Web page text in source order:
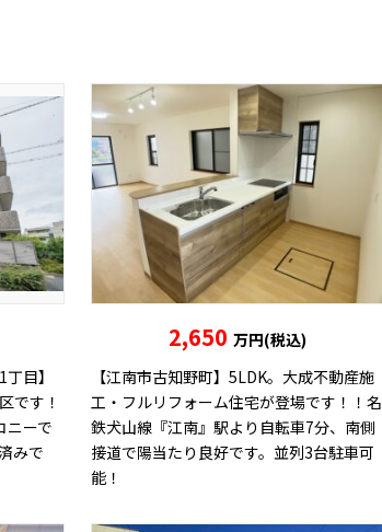
目】
です！
ニーで
みで
2,650 万円(税込)
【江南市古知野町】5LDK。大成不動産施
工・フルリフォーム住宅が登場です！！名
鉄犬山線『江南』駅より自転車7分、南側
接道で陽当たり良好です。並列3台駐車可
能！